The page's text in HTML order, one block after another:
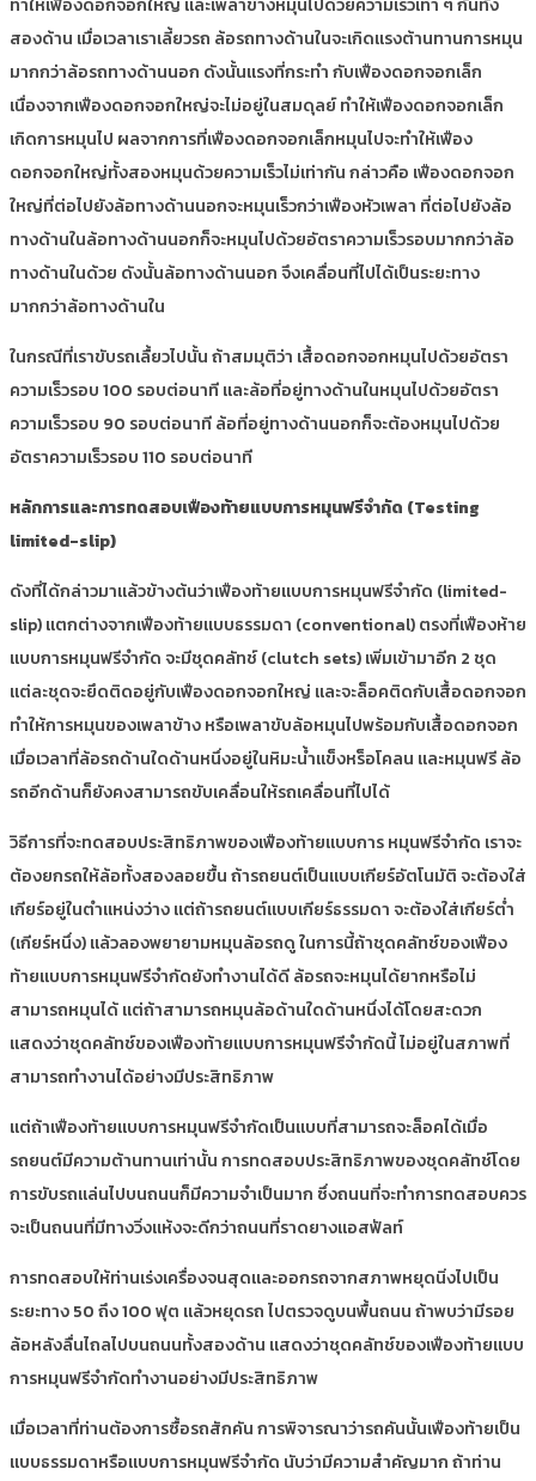
สองด้าน เมื่อเวลาเราเลี้ยวรถ ล้อรถทางด้านในจะเกิดแรงต้านทานการหมุน
มากกว่าล้อรถทางด้านนอก ดังนั้นแรงที่กระทำ กับเฟืองดอกจอกเล็ก
เนื่องจากเฟืองดอกจอกใหญ่จะไม่อยู่ในสมดุลย์ ทำให้เฟืองดอกจอกเล็ก
เกิดการหมุนไป ผลจากการที่เฟืองดอกจอกเล็กหมุนไปจะทำให้เฟือง
ดอกจอกใหญ่ทั้งสองหมุนด้วยความเร็วไม่เท่ากัน กล่าวคือ เฟืองดอกจอก
ใหญ่ที่ต่อไปยังล้อทางด้านนอกจะหมุนเร็วกว่าเฟืองหัวเพลา ที่ต่อไปยังล้อ
ทางด้านในล้อทางด้านนอกก็จะหมุนไปด้วยอัตราความเร็วรอบมากกว่าล้อ
ทางด้านในด้วย ดังนั้นล้อทางด้านนอก จึงเคลื่อนที่ไปได้เป็นระยะทาง
มากกว่าล้อทางด้านใน
ในกรณีที่เราขับรถเลื้ยวไปนั้น ถ้าสมมุติว่า เสื้อดอกจอกหมุนไปด้วยอัตรา
ความเร็วรอบ 100 รอบต่อนาที และล้อที่อยู่ทางด้านในหมุนไปด้วยอัตรา
ความเร็วรอบ 90 รอบต่อนาที ล้อที่อยู่ทางด้านนอกก็จะต้องหมุนไปด้วย
อัตราความเร็วรอบ 110 รอบต่อนาที
หลักการและการทดสอบเฟืองท้ายแบบการหมุนฟรีจำกัด (Testing
limited-slip)
ดังที่ได้กล่าวมาแล้วข้างต้นว่าเฟืองท้ายแบบการหมุนฟรีจำกัด (limited-
slip) แตกต่างจากเฟืองท้ายแบบธรรมดา (conventional) ตรงที่เฟืองห้าย
แบบการหมุนฟรีจำกัด จะมีชุดคลัทช์ (clutch sets) เพิ่มเข้ามาอีก 2 ชุด
แต่ละชุดจะยึดติดอยู่กับเฟืองดอกจอกใหญ่ และจะล็อคติดกับเสื้อดอกจอก
ทำให้การหมุนของเพลาข้าง หรือเพลาขับล้อหมุนไปพร้อมกับเสื้อดอกจอก
เมื่อเวลาที่ล้อรถด้านใดด้านหนึ่งอยู่ในหิมะนํ้าแข็งหร็อโคลน และหมุนฟรี ล้อ
รถอีกด้านก็ยังคงสามารถขับเคลื่อนให้รถเคลื่อนที่ไปได้
วิธีการที่จะทดสอบประสิทธิภาพของเฟืองท้ายแบบการ หมุนฟรีจำกัด เราจะ
ต้องยกรถให้ล้อทั้งสองลอยขื้น ถ้ารถยนต์เป็นแบบเกียร์อัตโนมัติ จะต้องใส่
เกียร์อยู่ในตำแหน่งว่าง แต่ถ้ารถยนต์แบบเกียร์ธรรมดา จะต้องใส่เกียร์ตํ่า
(เกียร์หนึ่ง) แล้วลองพยายามหมุนล้อรถดู ในการนี้ถ้าชุดคลัทช์ของเฟือง
ท้ายแบบการหมุนฟรีจำกัดยังทำงานได้ดี ล้อรถจะหมุนได้ยากหรือไม่
สามารถหมุนได้ แต่ถ้าสามารถหมุนล้อด้านใดด้านหนึ่งได้โดยสะดวก
แสดงว่าชุดคลัทช์ของเฟืองท้ายแบบการหมุนฟรีจำกัดนี้ ไม่อยู่ในสภาพที่
สามารถทำงานได้อย่างมีประสิทธิภาพ
แต่ถ้าเฟืองท้ายแบบการหมุนฟรีจำกัดเป็นแบบที่สามารถจะล็อคได้เมื่อ
รถยนต์มีความต้านทานเท่านั้น การทดสอบประสิทธิภาพของชุดคลัทช์โดย
การขับรถแล่นไปบนถนนก็มีความจำเป็นมาก ซึ่งถนนที่จะทำการทดสอบควร
จะเป็นถนนที่มีทางวิ่งแห้งจะดีกว่าถนนที่ราดยางแอสฟัลท์
การทดสอบให้ท่านเร่งเครื่องจนสุดและออกรถจากสภาพหยุดนิ่งไปเป็น
ระยะทาง 50 ถึง 100 ฟุต แล้วหยุดรถ ไปตรวจดูบนพื้นถนน ถ้าพบว่ามีรอย
ล้อหลังลื่นไถลไปบนถนนทั้งสองด้าน แสดงว่าชุดคลัทช์ของเฟืองท้ายแบบ
การหมุนฟรีจำกัดทำงานอย่างมีประสิทธิภาพ
เมื่อเวลาที่ท่านต้องการซื้อรถสักคัน การพิจารณาว่ารถคันนั้นเฟืองท้ายเป็น
แบบธรรมดาหรือแบบการหมุนฟรีจำกัด นับว่ามีความสำคัญมาก ถ้าท่าน